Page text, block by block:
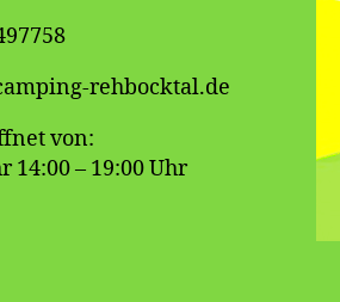
rehbocktal.de
von:
14:00 – 19:00 Uhr